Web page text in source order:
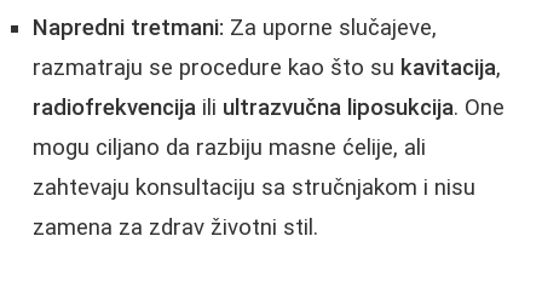
Napredni tretmani: Za uporne slučajeve,
razmatraju se procedure kao što su kavitacija,
radiofrekvencija ili ultrazvučna liposukcija. One
mogu ciljano da razbiju masne ćelije, ali
zahtevaju konsultaciju sa stručnjakom i nisu
zamena za zdrav životni stil.